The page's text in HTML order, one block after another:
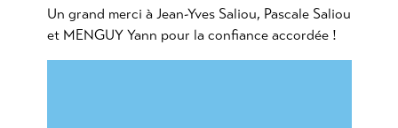
Un grand merci à Jean-Yves Saliou, Pascale Saliou
et MENGUY Yann pour la confiance accordée !